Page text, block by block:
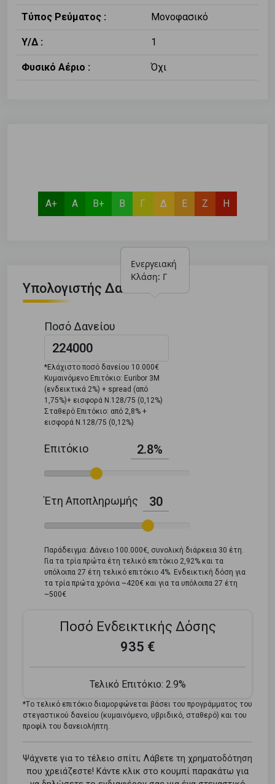
Τύπος Ρεύματος : Μονοφασικό
Υ/Δ : 1
Φυσικό Αέριο : Όχι
Α+ Α Β+ Β Γ
Ενεργειακή
Κλάση: Γ
Δ Ε Ζ Η
Υπολογιστής Δανείου
Ποσό Δανείου
*Ελάχιστο ποσό δανείου 10.000€
Κυμαινόμενο Επιτόκιο: Euribor 3M
(ενδεικτικά 2%) + spread (από
1,75%)+ εισφορά Ν.128/75 (0,12%)
Σταθερό Επιτόκιο: από 2,8% +
εισφορά Ν.128/75 (0,12%)
Επιτόκιο 2.8%
Έτη Αποπληρωμής 30
Παράδειγμα: Δάνειο 100.000€, συνολική διάρκεια 30 έτη.
Για τα τρία πρώτα έτη τελικό επιτόκιο 2,92% και τα
υπόλοιπα 27 έτη τελικό επιτόκιο 4%. Ενδεικτική δόση για
τα τρία πρώτα χρόνια ~420€ και για τα υπόλοιπα 27 έτη
~500€
Ποσό Ενδεικτικής Δόσης
935 €
Τελικό Επιτόκιο: 2.9%
*Tο τελικό επιτόκιο διαμορφώνεται βάσει του προγράμματος του
στεγαστικού δανείου (κυμαινόμενο, υβριδικό, σταθερό) και του
προφίλ του δανειολήπτη.
Ψάχνετε για το τέλειο σπίτι; Λάβετε τη χρηματοδότηση
που χρειάζεστε! Κάντε κλικ στο κουμπί παρακάτω για